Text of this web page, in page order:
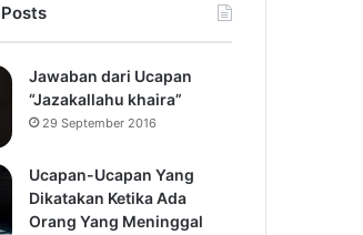
Jawaban dari Ucapan
“Jazakallahu khaira”
29 September 2016
Ucapan-Ucapan Yang
Dikatakan Ketika Ada
Orang Yang Meninggal